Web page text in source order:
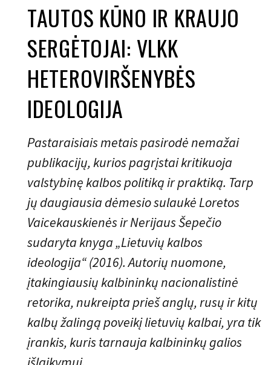
TAUTOS KŪNO IR KRAUJO
SERGĖTOJAI: VLKK
HETEROVIRŠENYBĖS
IDEOLOGIJA
Pastaraisiais metais pasirodė nemažai
publikacijų, kurios pagrįstai kritikuoja
valstybinę kalbos politiką ir praktiką. Tarp
jų daugiausia dėmesio sulaukė Loretos
Vaicekauskienės ir Nerijaus Šepečio
sudaryta knyga „Lietuvių kalbos
ideologija“ (2016). Autorių nuomone,
įtakingiausių kalbininkų nacionalistinė
retorika, nukreipta prieš anglų, rusų ir kitų
kalbų žalingą poveikį lietuvių kalbai, yra tik
įrankis, kuris tarnauja kalbininkų galios